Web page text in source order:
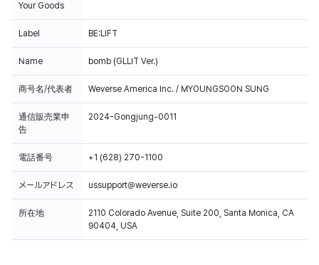
Your Goods
Label BE:LIFT
Name bomb (GLLIT Ver.)
商号名/代表者 Weverse America Inc. / MYOUNGSOON SUNG
通信販売業申
告
2024-Gongjung-0011
電話番号 +1 (628) 270-1100
メールアドレス ussupport@weverse.io
所在地
2110 Colorado Avenue, Suite 200, Santa Monica, CA
90404, USA